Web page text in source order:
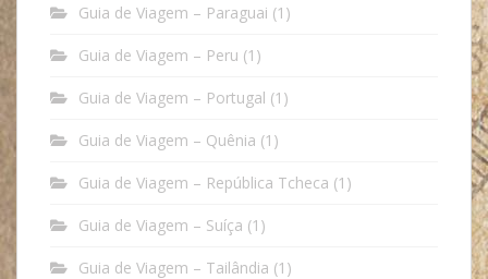
Guia de Viagem – Paraguai (1)
Guia de Viagem – Peru (1)
Guia de Viagem – Portugal (1)
Guia de Viagem – Quênia (1)
Guia de Viagem – República Tcheca (1)
Guia de Viagem – Suíça (1)
Guia de Viagem – Tailândia (1)